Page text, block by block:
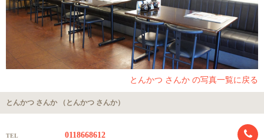
とんかつ さんか の写真一覧に戻る
とんかつ さんか （とんかつ さんか）
TEL 0118668612